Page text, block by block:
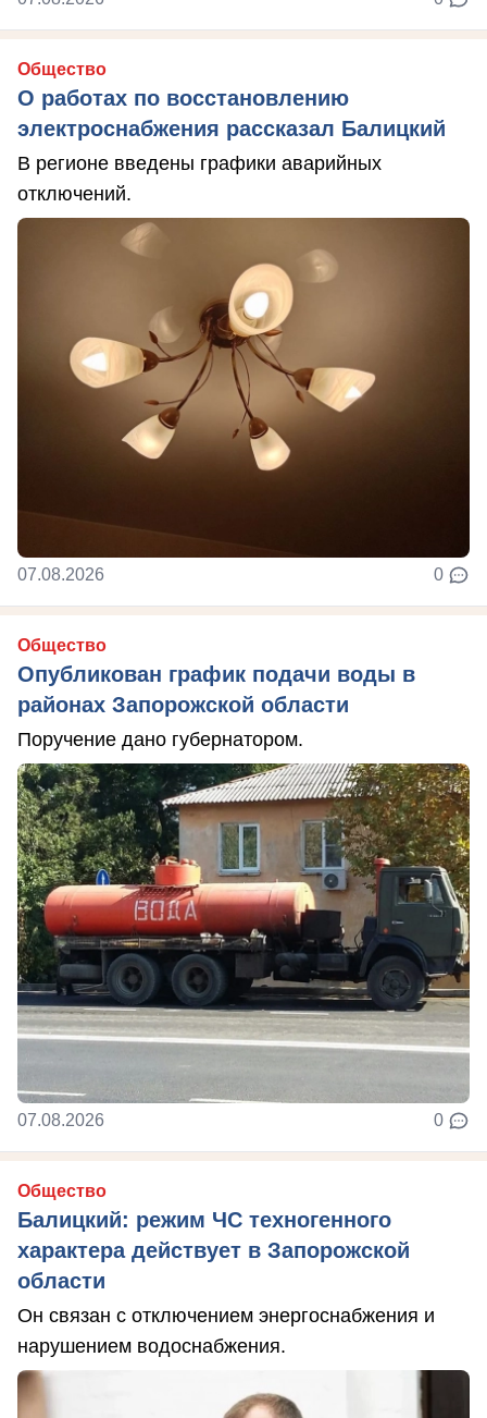
Общество
О работах по восстановлению
электроснабжения рассказал Балицкий
В регионе введены графики аварийных
отключений.
07.08.2026 0
Общество
Опубликован график подачи воды в
районах Запорожской области
Поручение дано губернатором.
07.08.2026 0
Общество
Балицкий: режим ЧС техногенного
характера действует в Запорожской
области
Он связан с отключением энергоснабжения и
нарушением водоснабжения.